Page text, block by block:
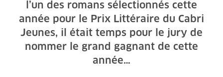
l’un des romans sélectionnés cette
année pour le Prix Littéraire du Cabri
Jeunes, il était temps pour le jury de
nommer le grand gagnant de cette
année…